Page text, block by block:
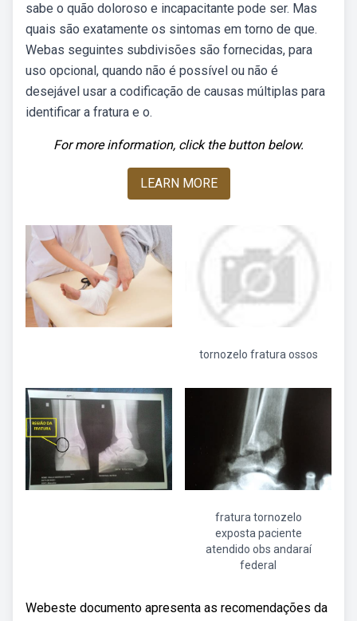
sabe o quão doloroso e incapacitante pode ser. Mas
quais são exatamente os sintomas em torno de que.
Webas seguintes subdivisões são fornecidas, para
uso opcional, quando não é possível ou não é
desejável usar a codificação de causas múltiplas para
identificar a fratura e o.
For more information, click the button below.
LEARN MORE
tornozelo fratura ossos
fratura tornozelo
exposta paciente
atendido obs andaraí
federal
Webeste documento apresenta as recomendações da